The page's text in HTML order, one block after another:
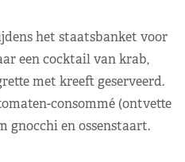
het staatsbanket voor
een cocktail van krab,
met kreeft geserveerd.
consommé (ontvette
gnocchi en ossenstaart.